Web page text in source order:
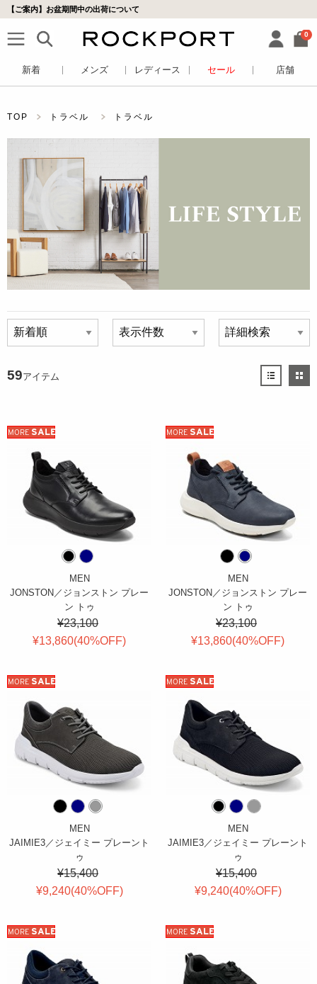
【ご案内】お盆期間中の出荷について
0
新着 メンズ レディース セール 店舗
TOP トラベル トラベル
59アイテム
MORE SALE
MEN
JONSTON／ジョンストン プレー
ン トゥ
¥23,100
¥13,860(40%OFF)
MORE SALE
MEN
JONSTON／ジョンストン プレー
ン トゥ
¥23,100
¥13,860(40%OFF)
MORE SALE
MEN
JAIMIE3／ジェイミー プレーント
ゥ
¥15,400
¥9,240(40%OFF)
MORE SALE
MEN
JAIMIE3／ジェイミー プレーント
ゥ
¥15,400
¥9,240(40%OFF)
MORE SALE MORE SALE